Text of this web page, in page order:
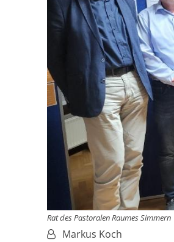
Rat des Pastoralen Raumes Simmern
Von:Markus Koch